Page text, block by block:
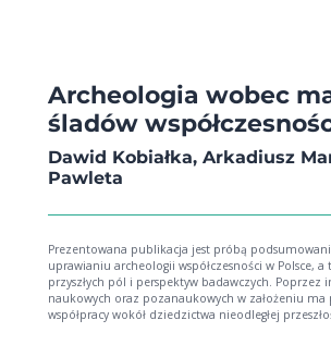
Archeologia wobec
śladów
Dawid Kobiałka, Arkadiusz
Pawleta
Prezentowana publikacja jest próbą
uprawianiu archeologii współczesności w Polsce,
przyszłych pól i perspektyw badawczych. Poprzez
naukowych oraz pozanaukowych w założeniu
współpracy wokół dziedzictwa nieodległej